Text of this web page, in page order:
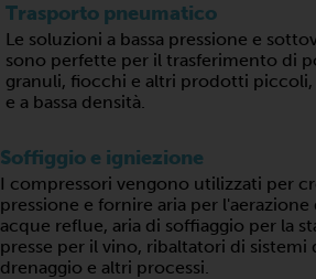
Trasporto pneumatico
Le soluzioni a bassa pressione e
sono perfette per il trasferimento di
granuli, fiocchi e altri prodotti piccoli,
e a bassa densità.
Soffiggio e igniezione
I compressori vengono utilizzati per
pressione e fornire aria per l'aerazione
acque reflue, aria di soffiaggio per la
presse per il vino, ribaltatori di sistemi
drenaggio e altri processi.